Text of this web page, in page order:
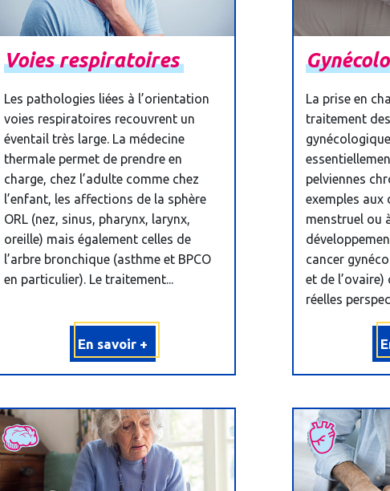
Voiesrespiratoires
Les pathologies liées à l’orientation
voies respiratoires recouvrent un
éventail très large. La médecine
thermale permet de prendre en
charge, chez l’adulte comme chez
l’enfant, les affections de la sphère
ORL (nez, sinus, pharynx, larynx,
oreille) mais également celles de
l’arbre bronchique (asthme et BPCO
en particulier). Le traitement...
En savoir +
La prise en
traitement
pelviennes
exemples aux
menstruel ou
cancer
et de
réelles